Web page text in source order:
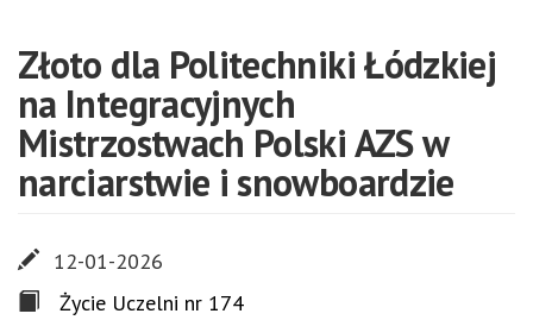
Złoto dla Politechniki Łódzkiej
na Integracyjnych
Mistrzostwach Polski AZS w
narciarstwie i snowboardzie
12-01-2026
Życie Uczelni nr 174